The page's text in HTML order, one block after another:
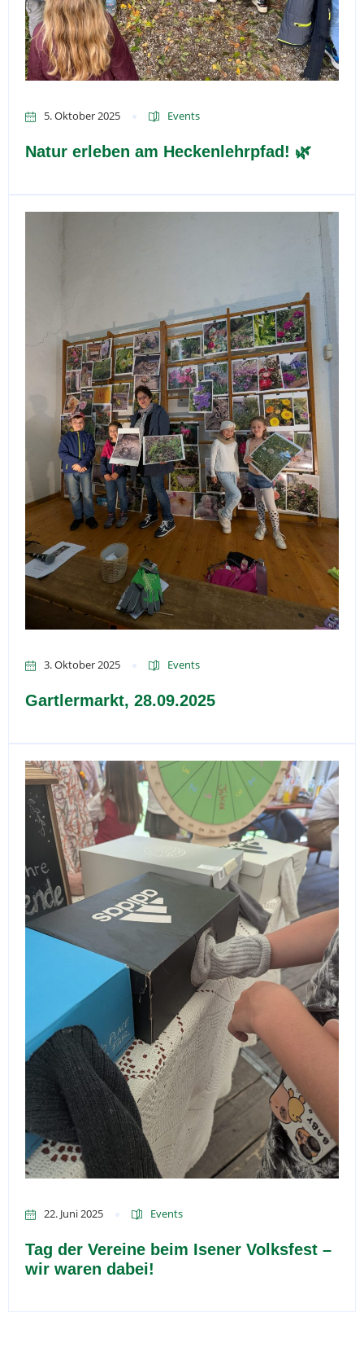
5. Oktober 2025 Events
Natur erleben am Heckenlehrpfad! 🌿
3. Oktober 2025 Events
Gartlermarkt, 28.09.2025
22. Juni 2025 Events
Tag der Vereine beim Isener Volksfest –
wir waren dabei!